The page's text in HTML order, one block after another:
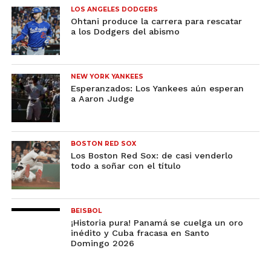
LOS ANGELES DODGERS
Ohtani produce la carrera para rescatar
a los Dodgers del abismo
NEW YORK YANKEES
Esperanzados: Los Yankees aún esperan
a Aaron Judge
BOSTON RED SOX
Los Boston Red Sox: de casi venderlo
todo a soñar con el título
BEISBOL
¡Historia pura! Panamá se cuelga un oro
inédito y Cuba fracasa en Santo
Domingo 2026